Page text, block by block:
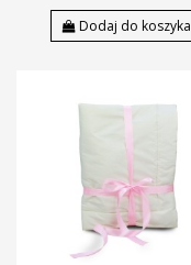
Dodaj do koszyka